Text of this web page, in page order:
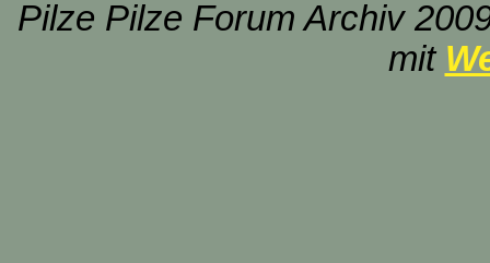
Pilze Pilze Forum Archiv
mit